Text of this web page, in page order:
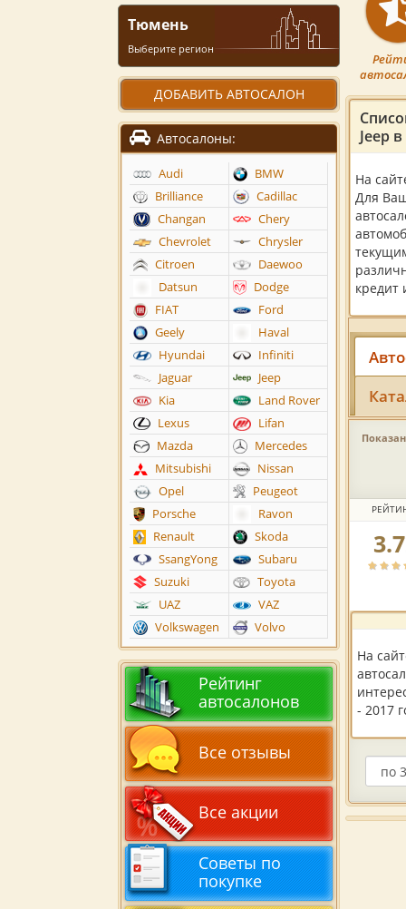
Jeep
На
Для
кредит
На
- 2017
Тюмень
Выберите регион
ДОБАВИТЬ АВТОСАЛОН
Автосалоны:
Audi
BMW
Brilliance
Cadillac
Changan
Chery
Chevrolet
Chrysler
Citroen
Daewoo
Datsun
Dodge
FIAT
Ford
Geely
Haval
Hyundai
Infiniti
Jaguar
Jeep
Kia
Land Rover
Lexus
Lifan
Mazda
Mercedes
Mitsubishi
Nissan
Opel
Peugeot
Porsche
Ravon
Renault
Skoda
SsangYong
Subaru
Suzuki
Toyota
UAZ
VAZ
Volkswagen
Volvo
Рейтинг
автосалонов
Все отзывы
Все акции
Советы по
покупке